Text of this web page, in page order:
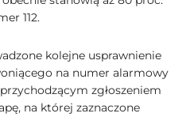
112.
kolejne usprawnienie
na numer alarmowy
zgłoszeniem
na której zaznaczone